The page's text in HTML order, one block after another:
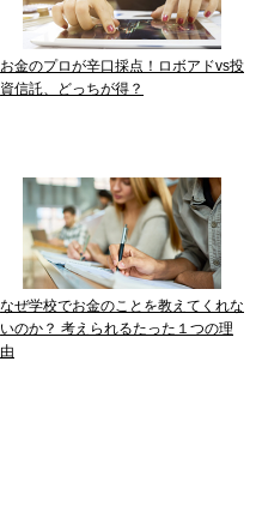
お金のプロが辛口採点！ロボアドvs投
資信託、どっちが得？
なぜ学校でお金のことを教えてくれな
いのか？ 考えられるたった１つの理
由